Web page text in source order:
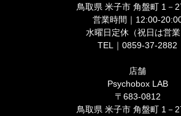
鳥取県 米子市 角盤町 1－
営業時間｜12:00-
水曜日定休（祝日は営業
TEL｜0859-37-2882
店舗
Psychobox LAB
〒683-0812
鳥取県 米子市 角盤町 1－